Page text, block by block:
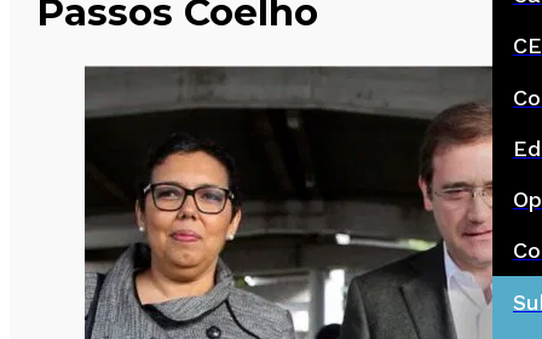
Passos Coelho